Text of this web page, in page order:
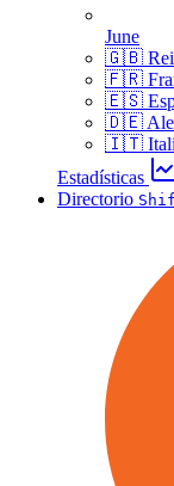
June
🇬🇧
🇫🇷
🇪🇸
🇩🇪
🇮🇹
Estadísticas
Directorio